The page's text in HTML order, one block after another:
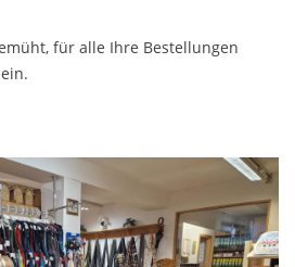
für alle Ihre Bestellungen